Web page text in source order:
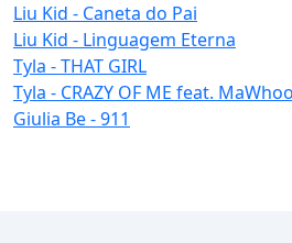
Liu Kid - Caneta do Pai
Liu Kid - Linguagem Eterna
Tyla - THAT GIRL
Tyla - CRAZY OF ME feat. MaWhoo
Giulia Be - 911